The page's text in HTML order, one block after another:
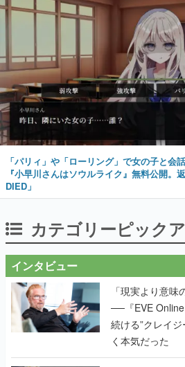
「パリィ」や「ローリング」で女の子と会
『小早川さんはソウルライク』無料公開。
DIED」
カテゴリーピック
インタビュー
「現実より意味
──『EVE
続ける”クレイ
く本気だった